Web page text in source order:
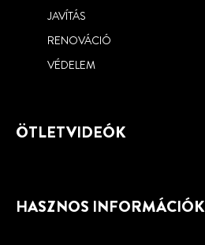
JAVÍTÁS
RENOVÁCIÓ
VÉDELEM
ÖTLETVIDEÓK
HASZNOS INFORMÁCIÓK